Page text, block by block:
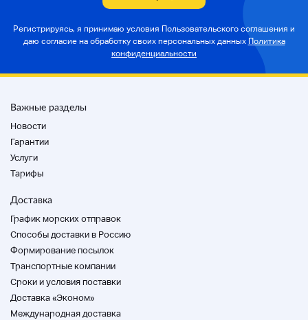
Регистрируясь, я принимаю условия Пользовательского соглашения и
даю согласие на обработку своих персональных данных Политика
конфиденциальности
Важные разделы
Новости
Гарантии
Услуги
Тарифы
Доставка
График морских отправок
Способы доставки в Россию
Формирование посылок
Транспортные компании
Cроки и условия поставки
Доставка «Эконом»
Международная доставка